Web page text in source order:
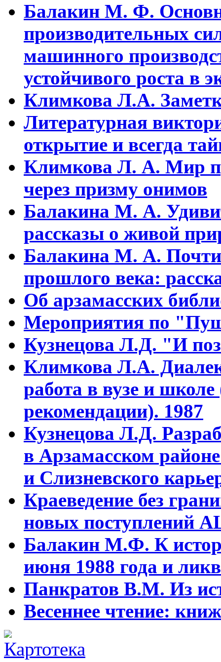
Балакин М. Ф.
пpоизводительных
машинного
устойчивого pоста в
Климкова Л.А.
Литературная
открытие и всегда
Климкова Л. А. Мир
через призму онимов
Балакина М. А.
рассказы о живой
Балакина М. А. Почти
прошлого века:
Об арзамасских
Мероприятия по
Кузнецова Л.Д. "И
Климкова Л.А.
работа в вузе и
рекомендации). 1987
Кузнецова Л.Д.
в Арзамасском
и Слизневского
Краеведение без
новых поступлений
Балакин М.Ф. К
июня 1988 года и
Панкратов В.М. Из
Весеннее чтение: